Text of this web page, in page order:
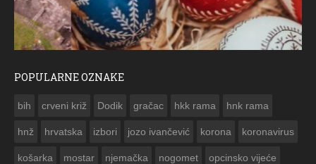
POPULARNE OZNAKE
bih crveni križ Dodik gračac hkk rama hnk rama
hnž hrvatska izbori jozo ivančević korona koronavirus
košarka mostar njemačka nogomet opcinsko vijeće